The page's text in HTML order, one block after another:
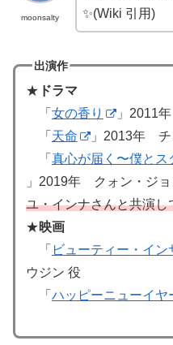
moonsalty
✨(Wiki 引用)
出演作
★ ドラマ
「 女の香り
」2011
「 天命
」2013年 チ
「 真心が届く〜僕とス
」2019年 クォン・ジ
ユ・インナさんと共演し
★映画
「 ビューティー・イン
ウジン 役
「 ハッピーニューイヤ